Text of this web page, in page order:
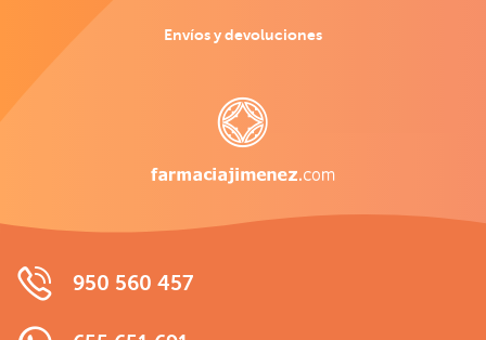
Envíos y devoluciones
950 560 457